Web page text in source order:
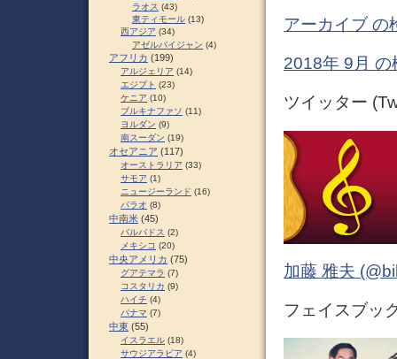
アーカイブ の
2018年 9月 の
ツイッター
加藤 雅夫
フェイスブッ
ラオス (43)
東ティモール (13)
西アジア (34)
アゼルバイジャン (4)
アフリカ (199)
アルジェリア (14)
エジプト (23)
ケニア (10)
ブルキナファソ (11)
ヨルダン (9)
南スーダン (19)
オセアニア (117)
オーストラリア (33)
サモア (1)
ニュージーランド (16)
パラオ (8)
中南米 (45)
バルバドス (2)
メキシコ (20)
中央アメリカ (75)
グアテマラ (7)
コスタリカ (9)
ハイチ (4)
パナマ (7)
中東 (55)
イスラエル (18)
サウジアラビア (4)